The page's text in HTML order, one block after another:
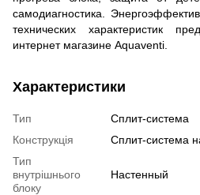
самодиагностика.
технических характеристик
интернет магазине Aquaventi.
Характеристики
Тип
Сплит-система
Конструкція
Cплит-система
Тип
внутрішнього
блоку
Настенный